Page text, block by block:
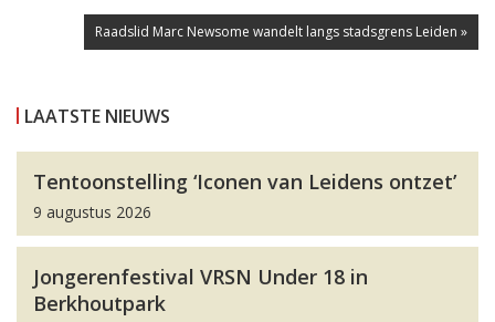
Raadslid Marc Newsome wandelt langs stadsgrens Leiden »
LAATSTE NIEUWS
Tentoonstelling ‘Iconen van Leidens ontzet’
9 augustus 2026
Jongerenfestival VRSN Under 18 in
Berkhoutpark